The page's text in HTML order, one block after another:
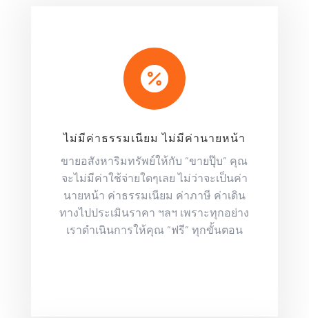

ไม่มีค่าธรรมเนียม ไม่มีค่านายหน้า
ขายอสังหาริมทรัพย์ให้กับ “ขายปุ๊บ” คุณ
จะไม่มีค่าใช้จ่ายใดๆเลย ไม่ว่าจะเป็นค่า
นายหน้า ค่าธรรมเนียม ค่าภาษี ค่าเดิน
ทางไปประเมินราคา ฯลฯ เพราะทุกอย่าง
เราดำเนินการให้คุณ “ฟรี” ทุกขั้นตอน